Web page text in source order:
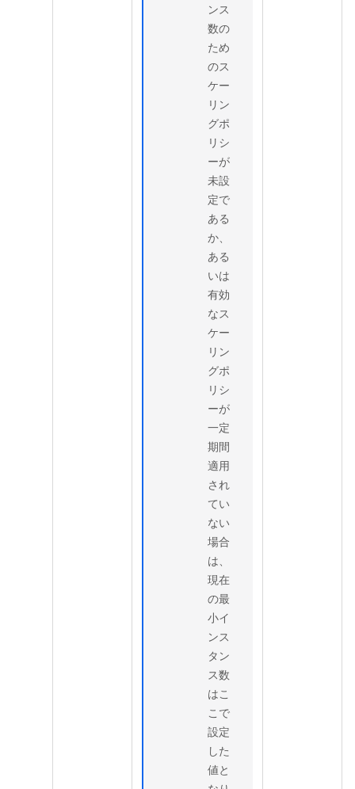
ンス
数の
ため
のス
ケー
リン
グポ
リシ
ーが
未設
定で
ある
か、
ある
いは
有効
なス
ケー
リン
グポ
リシ
ーが
一定
期間
適用
され
てい
ない
場合
は、
現在
の最
小イ
ンス
タン
ス数
はこ
こで
設定
した
値と